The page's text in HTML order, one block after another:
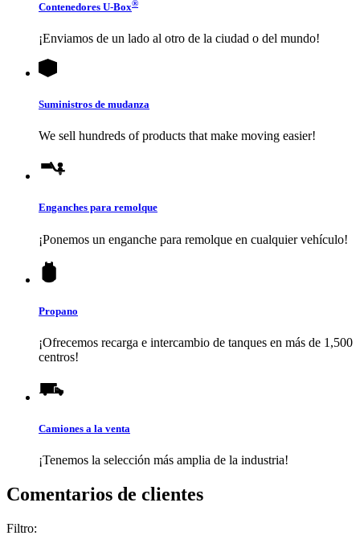
Contenedores U-Box®
¡Enviamos de un lado al otro de la ciudad o del mundo!
Suministros de mudanza
We sell hundreds of products that make moving easier!
Enganches para remolque
¡Ponemos un enganche para remolque en cualquier vehículo!
Propano
¡Ofrecemos recarga e intercambio de tanques en más de 1,500
centros!
Camiones a la venta
¡Tenemos la selección más amplia de la industria!
Comentarios de clientes
Filtro: